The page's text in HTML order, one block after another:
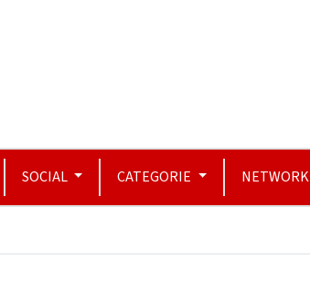
SOCIAL CATEGORIE NETWORK